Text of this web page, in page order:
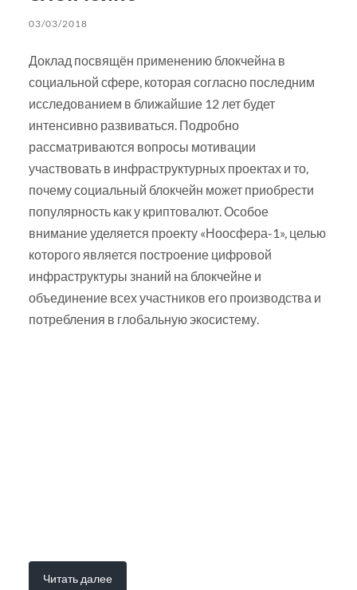
03/03/2018
Доклад посвящён применению блокчейна в
социальной сфере, которая согласно последним
исследованием в ближайшие 12 лет будет
интенсивно развиваться. Подробно
рассматриваются вопросы мотивации
участвовать в инфраструктурных проектах и то,
почему социальный блокчейн может приобрести
популярность как у криптовалют. Особое
внимание уделяется проекту «Ноосфера-1», целью
которого является построение цифровой
инфраструктуры знаний на блокчейне и
объединение всех участников его производства и
потребления в глобальную экосистему.
Читать далее